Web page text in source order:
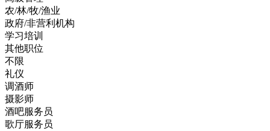
农/林/牧/渔业
政府/非营利机构
学习培训
其他职位
不限
礼仪
调酒师
摄影师
酒吧服务员
歌厅服务员